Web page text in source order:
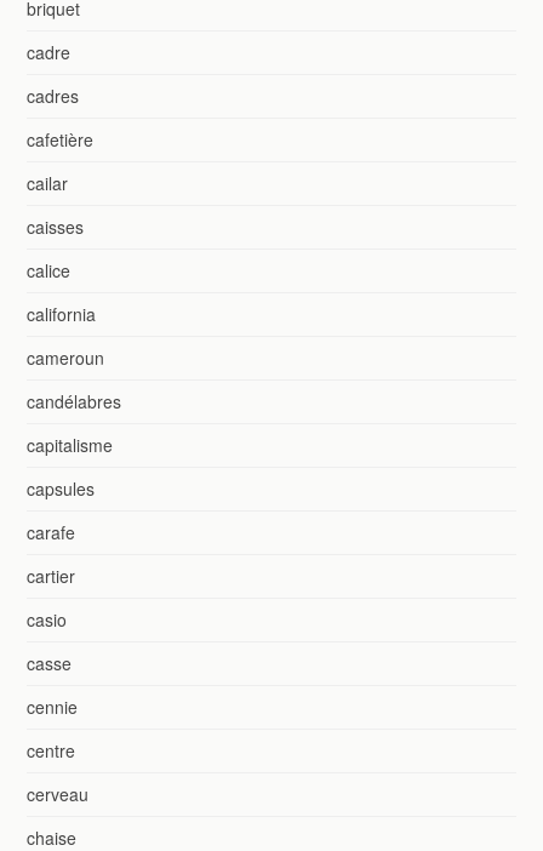
briquet
cadre
cadres
cafetière
cailar
caisses
calice
california
cameroun
candélabres
capitalisme
capsules
carafe
cartier
casio
casse
cennie
centre
cerveau
chaise